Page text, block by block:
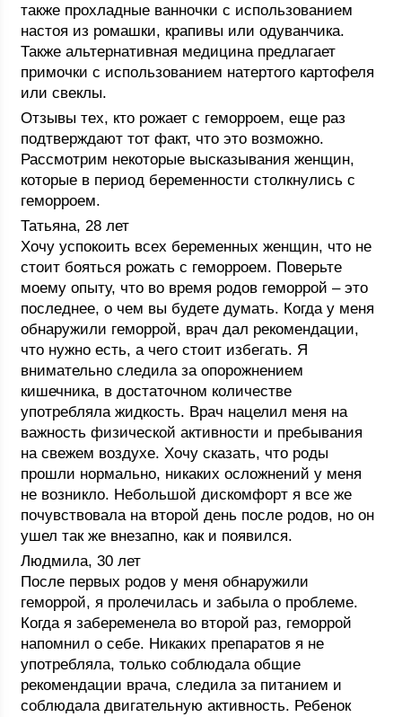
также прохладные ванночки с использованием
настоя из ромашки, крапивы или одуванчика.
Также альтернативная медицина предлагает
примочки с использованием натертого картофеля
или свеклы.
Отзывы тех, кто рожает с геморроем, еще раз
подтверждают тот факт, что это возможно.
Рассмотрим некоторые высказывания женщин,
которые в период беременности столкнулись с
геморроем.
Татьяна, 28 лет
Хочу успокоить всех беременных женщин, что не
стоит бояться рожать с геморроем. Поверьте
моему опыту, что во время родов геморрой – это
последнее, о чем вы будете думать. Когда у меня
обнаружили геморрой, врач дал рекомендации,
что нужно есть, а чего стоит избегать. Я
внимательно следила за опорожнением
кишечника, в достаточном количестве
употребляла жидкость. Врач нацелил меня на
важность физической активности и пребывания
на свежем воздухе. Хочу сказать, что роды
прошли нормально, никаких осложнений у меня
не возникло. Небольшой дискомфорт я все же
почувствовала на второй день после родов, но он
ушел так же внезапно, как и появился.
Людмила, 30 лет
После первых родов у меня обнаружили
геморрой, я пролечилась и забыла о проблеме.
Когда я забеременела во второй раз, геморрой
напомнил о себе. Никаких препаратов я не
употребляла, только соблюдала общие
рекомендации врача, следила за питанием и
соблюдала двигательную активность. Ребенок